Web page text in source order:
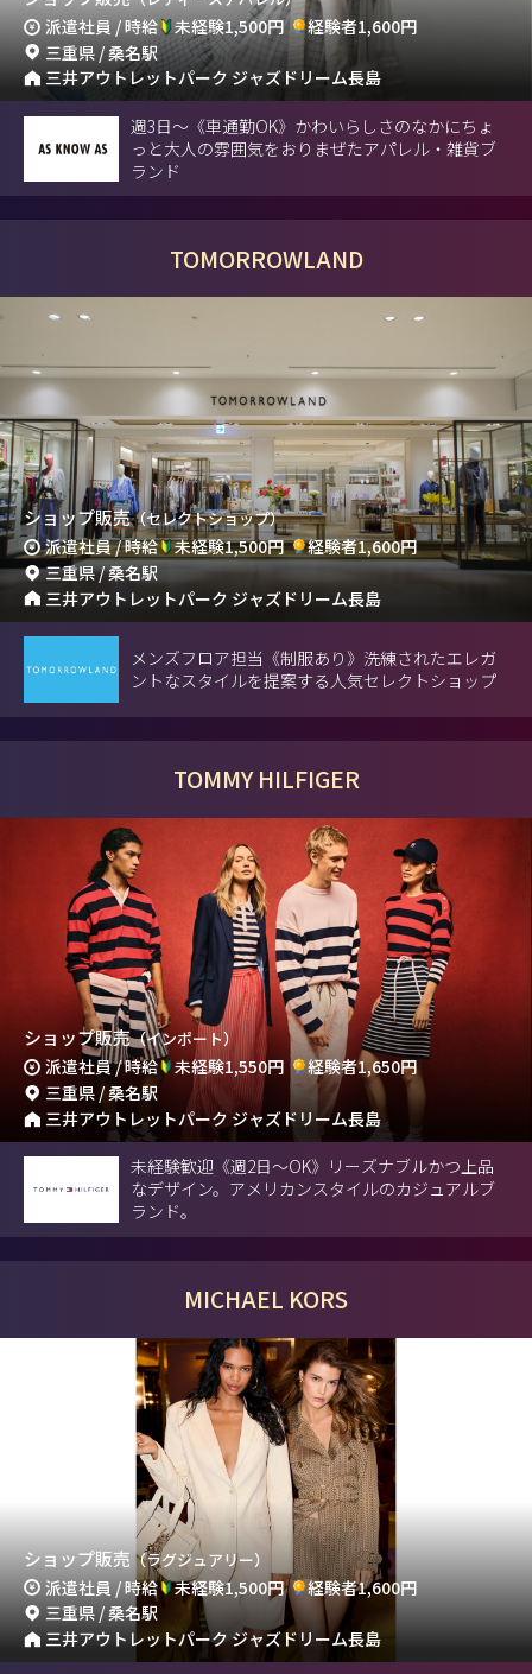
派遣社員 / 時給 未経験1,500円
経験者1,600円
三重県 / 桑名駅
三井アウトレットパーク ジャズドリーム長島
週3日～《車通勤OK》かわいらしさのなかにちょ
っと大人の雰囲気をおりまぜたアパレル・雑貨ブ
ランド
TOMORROWLAND
ショップ販売（セレクトショップ）
派遣社員 / 時給 未経験1,500円
経験者1,600円
三重県 / 桑名駅
三井アウトレットパーク ジャズドリーム長島
メンズフロア担当《制服あり》洗練されたエレガ
ントなスタイルを提案する人気セレクトショップ
TOMMY HILFIGER
ショップ販売（インポート）
派遣社員 / 時給 未経験1,550円
経験者1,650円
三重県 / 桑名駅
三井アウトレットパーク ジャズドリーム長島
未経験歓迎《週2日～OK》リーズナブルかつ上品
なデザイン。アメリカンスタイルのカジュアルブ
ランド。
MICHAEL KORS
ショップ販売 （ラグジュアリー）
派遣社員 / 時給 未経験1,500円
経験者1,600円
三重県 / 桑名駅
三井アウトレットパーク ジャズドリーム長島